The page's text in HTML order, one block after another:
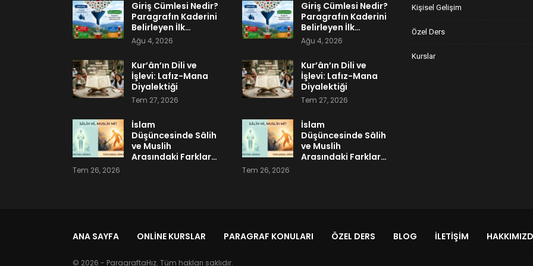
Giriş Cümlesi Nedir?
Paragrafın Kaderini
Belirleyen İlk…
Ağu 4, 2026
Kur’ân’ın Dili ve
İşlevi: Lafız-Mana
Diyalektiği
Tem 27, 2026
İslam
Düşüncesinde Sâlih
ve Muslih
Arasındaki Farklar…
Tem 26, 2026
Giriş Cümlesi Nedir?
Paragrafın Kaderini
Belirleyen İlk…
Ağu 4, 2026
Kur’ân’ın Dili ve
İşlevi: Lafız-Mana
Diyalektiği
Tem 27, 2026
İslam
Düşüncesinde Sâlih
ve Muslih
Arasındaki Farklar…
Tem 26, 2026
Kişisel Gelişim
Özel Ders
Kurslar
ANA SAYFA ONLINE KURSLAR PARAGRAF KONULARI ÖZEL DERS BLOG İLETIŞIM
© 2026 - ParagraftaHız. Tüm hakları saklıdır.